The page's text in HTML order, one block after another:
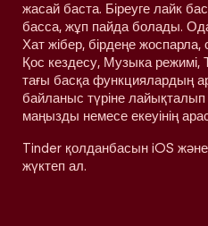
жасай баста. Біреуге лайк
басса, жұп пайда болады.
Хат жібер, бірдеңе
Қос кездесу, Музыка режимі,
тағы басқа функциялардың
байланыс түріне лайықталып
маңызды немесе екеуінің
Tinder қолданбасын iOS және
жүктеп ал.